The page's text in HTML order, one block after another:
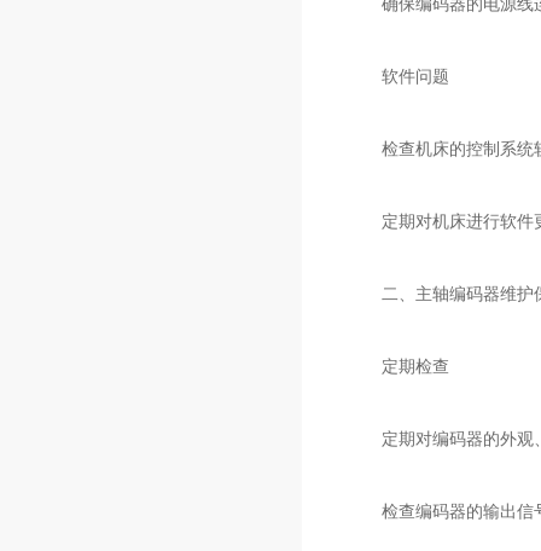
确保编码器的电源线
软件问题
检查机床的控制系统软
定期对机床进行软件
二、主轴编码器维护
定期检查
定期对编码器的外观
检查编码器的输出信